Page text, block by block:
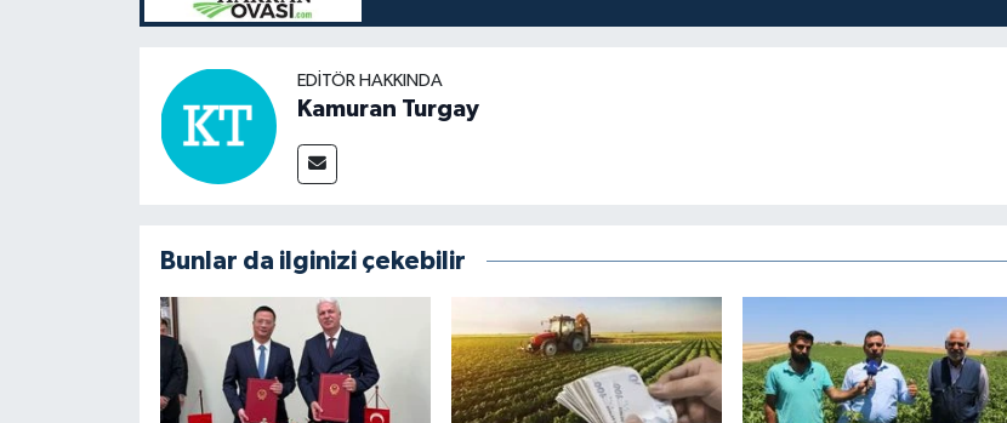
EDITÖR HAKKINDA
Kamuran Turgay
Bunlar da ilginizi çekebilir